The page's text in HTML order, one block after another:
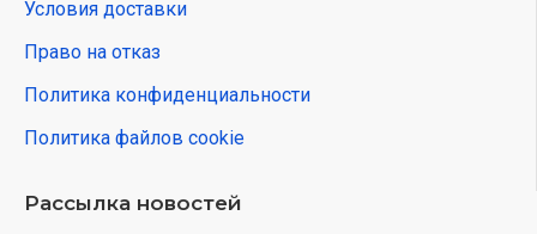
Условия доставки
Право на отказ
Политика конфиденциальности
Политика файлов cookie
Рассылка новостей